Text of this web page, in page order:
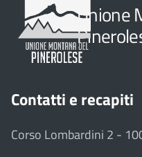
Unione
Contatti e recapiti
Corso Lombardini 2 -